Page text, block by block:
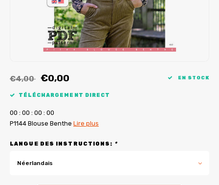
Tutoriels de My Image
Corrections de My Image
Corrections de B-Trendy
Ebooks gratuits
Service d'imprimante PDF
€4,00 €0,00 EN STOCK
TÉLÉCHARGEMENT DIRECT
00 : 00 : 00 : 00
P1144 Blouse Benthe Lire plus
LANGUE DES INSTRUCTIONS: *
Néerlandais